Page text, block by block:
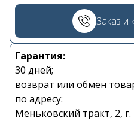
Заказ и
Гарантия:
30 дней;
возврат или обмен
по адресу:
Меньковский тракт, 2,
Viber